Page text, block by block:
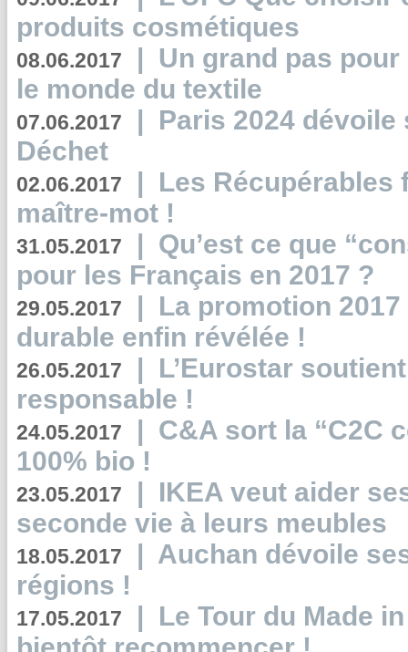
produits cosmétiques
08.06.2017 | Un grand pas
le monde du textile
07.06.2017 | Paris 2024
Déchet
02.06.2017 | Les Récupérables
maître-mot !
31.05.2017 | Qu’est ce que
pour les Français en 2017 ?
29.05.2017 | La promotion
durable enfin révélée !
26.05.2017 | L’Eurostar
responsable !
24.05.2017 | C&A sort la “C2C
100% bio !
23.05.2017 | IKEA veut aider
seconde vie à leurs meubles
18.05.2017 | Auchan dévoile
régions !
17.05.2017 | Le Tour du Made